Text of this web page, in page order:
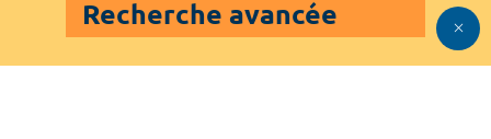
Recherche avancée